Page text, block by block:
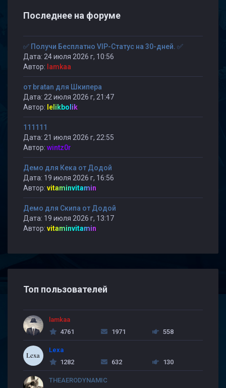
Последнее на форуме
✅ Получи Бесплатно VIP-Статус на 30-дней. ✅
Дата: 24 июля 2026 г, 10:56
Автор: lamkaa
от bratan для Шкипера
Дата: 22 июля 2026 г, 21:47
Автор: lelikbolik
111111
Дата: 21 июля 2026 г, 22:55
Автор: wintz0r
Демо для Кека от Додой
Дата: 19 июля 2026 г, 16:56
Автор: vitaminvitamin
Демо для Скипа от Додой
Дата: 19 июля 2026 г, 13:17
Автор: vitaminvitamin
Топ пользователей
lamkaa
4761
1971 558
Lexa
1282
632 130
THEAERODYNAMIC